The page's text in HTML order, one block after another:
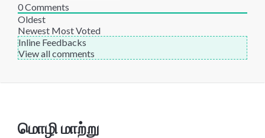
0Comments
Oldest
Newest Most Voted
Inline Feedbacks
View all comments
மொழி மாற்று